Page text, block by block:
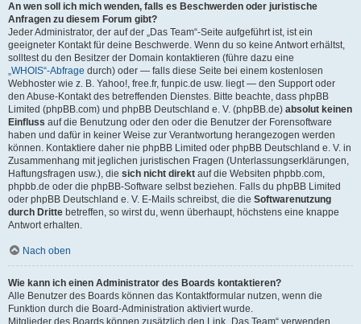
An wen soll ich mich wenden, falls es Beschwerden oder juristische
Anfragen zu diesem Forum gibt?
Jeder Administrator, der auf der „Das Team“-Seite aufgeführt ist, ist ein
geeigneter Kontakt für deine Beschwerde. Wenn du so keine Antwort erhältst,
solltest du den Besitzer der Domain kontaktieren (führe dazu eine
„WHOIS“-Abfrage durch) oder — falls diese Seite bei einem kostenlosen
Webhoster wie z. B. Yahoo!, free.fr, funpic.de usw. liegt — den Support oder
den Abuse-Kontakt des betreffenden Dienstes. Bitte beachte, dass phpBB
Limited (phpBB.com) und phpBB Deutschland e. V. (phpBB.de) absolut keinen
Einfluss auf die Benutzung oder den oder die Benutzer der Forensoftware
haben und dafür in keiner Weise zur Verantwortung herangezogen werden
können. Kontaktiere daher nie phpBB Limited oder phpBB Deutschland e. V. in
Zusammenhang mit jeglichen juristischen Fragen (Unterlassungserklärungen,
Haftungsfragen usw.), die sich nicht direkt auf die Websiten phpbb.com,
phpbb.de oder die phpBB-Software selbst beziehen. Falls du phpBB Limited
oder phpBB Deutschland e. V. E-Mails schreibst, die die Softwarenutzung
durch Dritte betreffen, so wirst du, wenn überhaupt, höchstens eine knappe
Antwort erhalten.
Nach oben
Wie kann ich einen Administrator des Boards kontaktieren?
Alle Benutzer des Boards können das Kontaktformular nutzen, wenn die
Funktion durch die Board-Administration aktiviert wurde.
Mitglieder des Boards können zusätzlich den Link „Das Team“ verwenden.